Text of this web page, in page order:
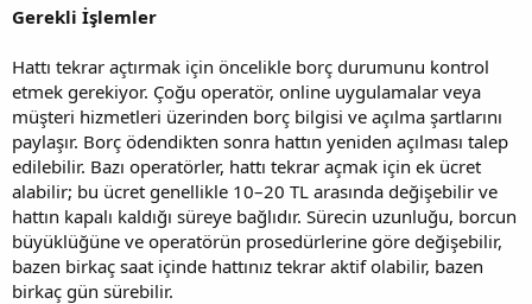
Gerekli İşlemler
Hattı tekrar açtırmak için öncelikle borç durumunu kontrol
etmek gerekiyor. Çoğu operatör, online uygulamalar veya
müşteri hizmetleri üzerinden borç bilgisi ve açılma şartlarını
paylaşır. Borç ödendikten sonra hattın yeniden açılması talep
edilebilir. Bazı operatörler, hattı tekrar açmak için ek ücret
alabilir; bu ücret genellikle 10–20 TL arasında değişebilir ve
hattın kapalı kaldığı süreye bağlıdır. Sürecin uzunluğu, borcun
büyüklüğüne ve operatörün prosedürlerine göre değişebilir,
bazen birkaç saat içinde hattınız tekrar aktif olabilir, bazen
birkaç gün sürebilir.